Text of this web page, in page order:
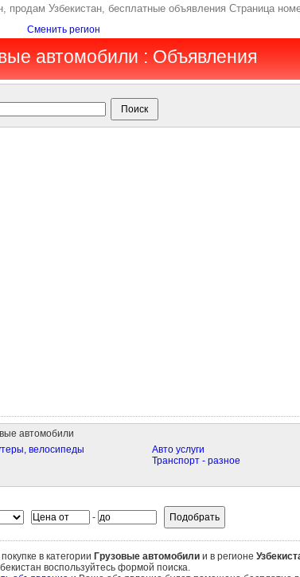
продам Узбекистан, бесплатные объявления Страница
Сменить регион
автомобили : Объявления
автомобили
велосипеды
Авто услуги
Транспорт - разное
-
в категории Грузовые автомобилии в регионе
воспользуйтесь формой поиска.